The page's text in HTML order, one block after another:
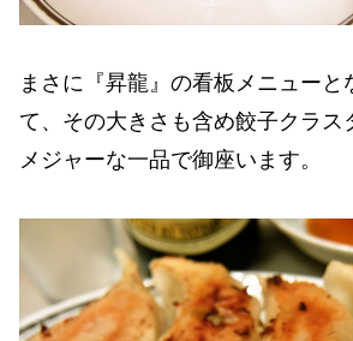
まさに『昇龍』の看板メニューと
て、その大きさも含め餃子クラス
メジャーな一品で御座います。